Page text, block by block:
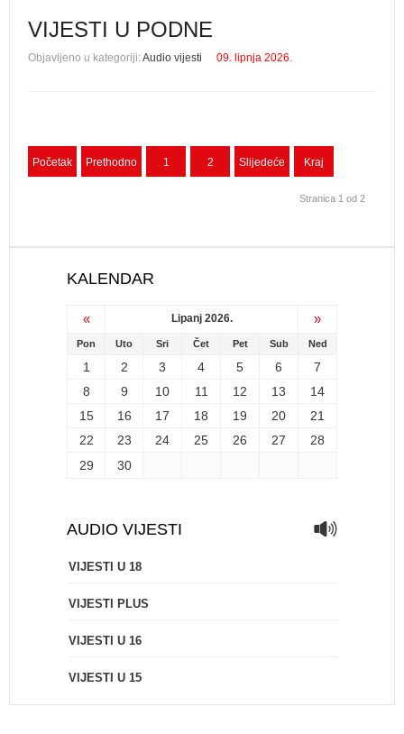
VIJESTI U PODNE
Objavljeno u kategoriji:Audio vijesti 09. lipnja 2026.
Početak Prethodno 1 2 Slijedeće Kraj
Stranica 1 od 2
KALENDAR
« Lipanj 2026. »
Pon Uto Sri Čet Pet Sub Ned
1 2 3 4 5 6
7
8
9 10 11 12 13
14
15
16 17 18 19 20
21
22
23 24 25 26 27
28
29
30
AUDIO VIJESTI
VIJESTI U 18
VIJESTI PLUS
VIJESTI U 16
VIJESTI U 15